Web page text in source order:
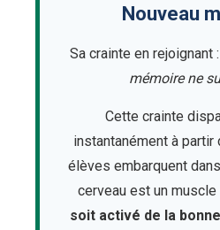
Nouveau
Sa crainte en rejoignant :
mémoire ne
Cette crainte
instantanément à partir
élèves embarquent
cerveau est un
soit activé de la